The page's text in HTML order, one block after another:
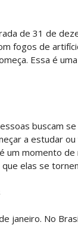
de 31 de
fogos de
Essa é
buscam
a estudar
um momento
elas se
janeiro. No